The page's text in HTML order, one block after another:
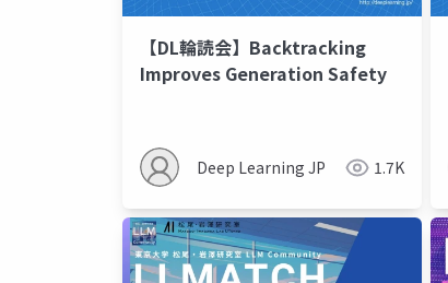
【DL輪読会】Backtracking
Improves Generation Safety
Deep Learning JP 1.7K